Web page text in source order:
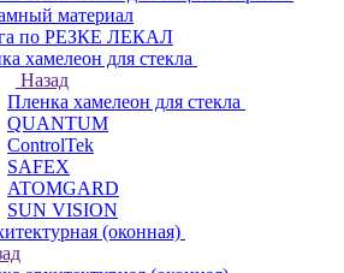
материал
по РЕЗКЕ ЛЕКАЛ
хамелеон для стекла
Назад
Пленка хамелеон для стекла
QUANTUM
ControlTek
SAFEX
ATOMGARD
SUN VISION
(оконная)